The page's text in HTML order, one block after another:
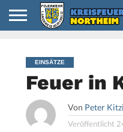
EINSÄTZE
Feuer in
Von Peter
Veröffentlicht